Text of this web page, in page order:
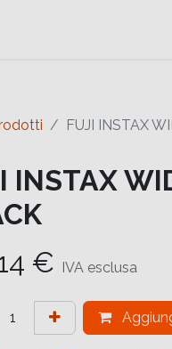
FUJI INSTAX
INSTAX
€ IVA esclusa